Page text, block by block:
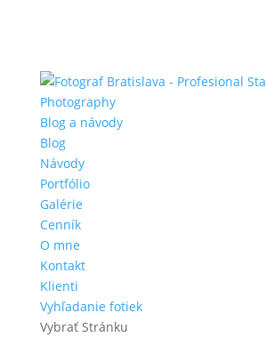
Blog a návody
Blog
Návody
Portfólio
Galérie
Cenník
O mne
Kontakt
Klienti
Vyhľadanie fotiek
Vybrať Stránku